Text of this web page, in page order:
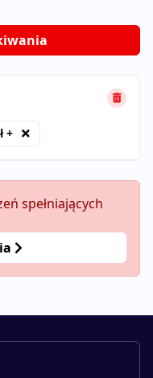
+
spełniających